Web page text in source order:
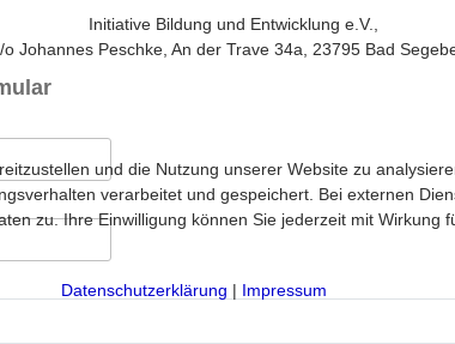
Initiative Bildung und Entwicklung e.V.,
o Johannes Peschke, An der Trave 34a, 23795 Bad
und die Nutzung unserer Website zu
verarbeitet und gespeichert. Bei externen
zu. Ihre Einwilligung können Sie jederzeit mit Wirkung
Datenschutzerklärung | Impressum